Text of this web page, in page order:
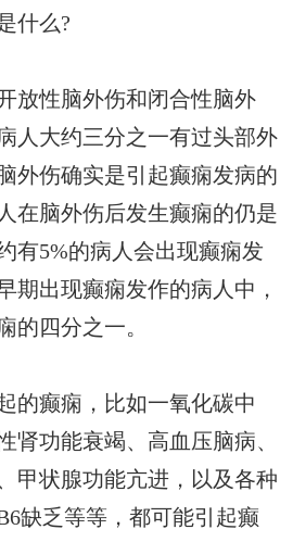
什么?
放性脑外伤和闭合性脑外
人大约三分之一有过头部外
外伤确实是引起癫痫发病的
在脑外伤后发生癫痫的仍是
有5%的病人会出现癫痫发
期出现癫痫发作的病人中，
的四分之一。
的癫痫，比如一氧化碳中
肾功能衰竭、高血压脑病、
甲状腺功能亢进，以及各种
缺乏等等，都可能引起癫